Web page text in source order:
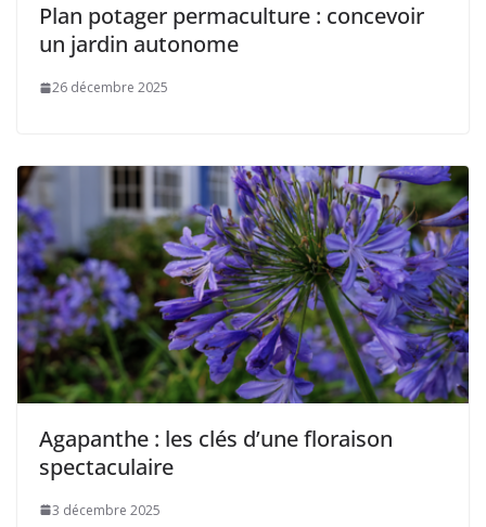
Plan potager permaculture : concevoir
un jardin autonome
26 décembre 2025
Agapanthe : les clés d’une floraison
spectaculaire
3 décembre 2025